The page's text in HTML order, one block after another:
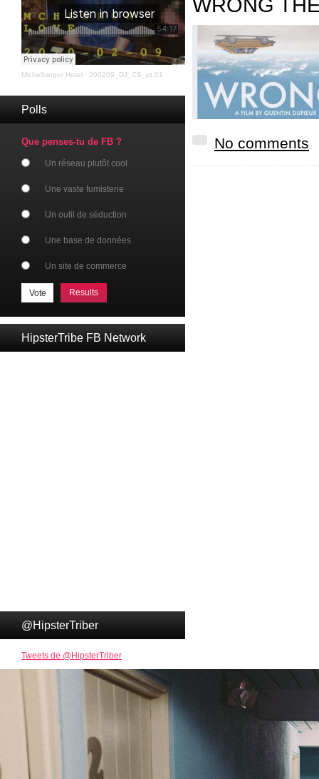
Michelberger Hotel · 200209_DJ_CS_pt.01
Polls
Que penses-tu de FB ?
Un réseau plutôt cool
Une vaste fumisterie
Un outil de séduction
Une base de données
Un site de commerce
Results
HipsterTribe FB Network
@HipsterTriber
Tweets de @HipsterTriber
WRONG
No comments